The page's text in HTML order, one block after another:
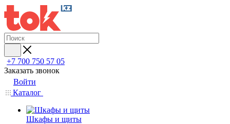
+7 700 750 57 05
Заказать звонок
Войти
Каталог
Шкафы и щиты